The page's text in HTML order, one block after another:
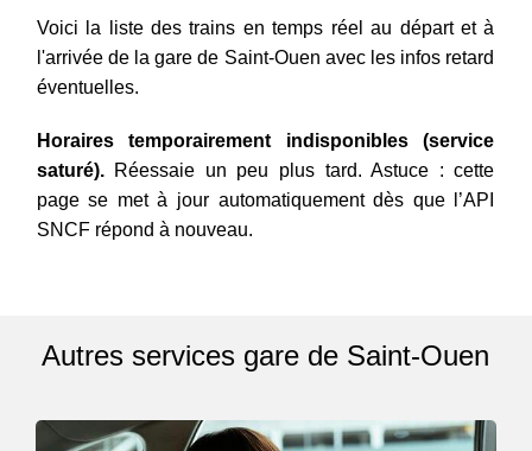
Voici la liste des trains en temps réel au départ et à
l'arrivée de la gare de Saint-Ouen avec les infos retard
éventuelles.
Horaires temporairement indisponibles (service
saturé).Réessaie un peu plus tard. Astuce : cette
page se met à jour automatiquement dès que l’API
SNCF répond à nouveau.
Autres services gare de Saint-Ouen